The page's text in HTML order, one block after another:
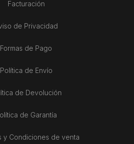
Facturación
de Privacidad
Formas de Pago
Política de Envío
de Devolución
de Garantía
y Condiciones de venta